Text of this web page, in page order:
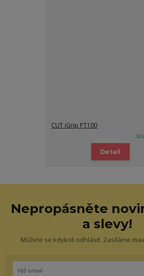
CUT iGrip PT100
Detail
Nepropásněte
a slevy!
Můžete se kdykoli odhlásit. Zasíláme